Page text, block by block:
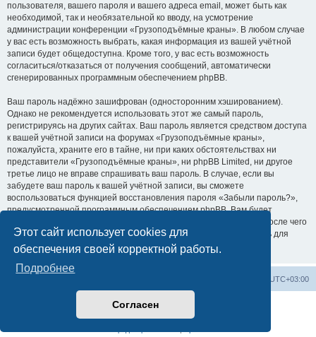
Этот сайт использует cookies для
обеспечения своей корректной работы.
Подробнее
Согласен
пользователя, вашего пароля и вашего адреса email, может быть как
необходимой, так и необязательной ко вводу, на усмотрение
администрации конференции «Грузоподъёмные краны». В любом случае
у вас есть возможность выбрать, какая информация из вашей учётной
записи будет общедоступна. Кроме того, у вас есть возможность
согласиться/отказаться от получения сообщений, автоматически
сгенерированных программным обеспечением phpBB.
Ваш пароль надёжно зашифрован (односторонним хэшированием).
Однако не рекомендуется использовать этот же самый пароль,
регистрируясь на других сайтах. Ваш пароль является средством доступа
к вашей учётной записи на форумах «Грузоподъёмные краны»,
пожалуйста, храните его в тайне, ни при каких обстоятельствах ни
представители «Грузоподъёмные краны», ни phpBB Limited, ни другое
третье лицо не вправе спрашивать ваш пароль. В случае, если вы
забудете ваш пароль к вашей учётной записи, вы сможете
воспользоваться функцией восстановления пароля «Забыли пароль?»,
предусмотренной программным обеспечением phpBB. Вам будет
необходимо ввести ваше имя пользователя и ваш адрес email, после чего
программное обеспечение phpBB сгенерирует вам новый пароль для
вашей учётной записи.
UTC+03:00
Создано на основеphpBB® Forum Software © phpBB Limited
Русская поддержка phpBB